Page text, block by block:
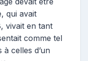
qui avait
vivait en tant
comme tel
celles d’un